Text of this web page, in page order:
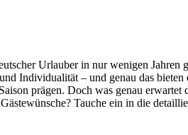
Urlauber in nur wenigen Jahren
Individualität – und genau das
prägen. Doch was genau
Tauche ein in die